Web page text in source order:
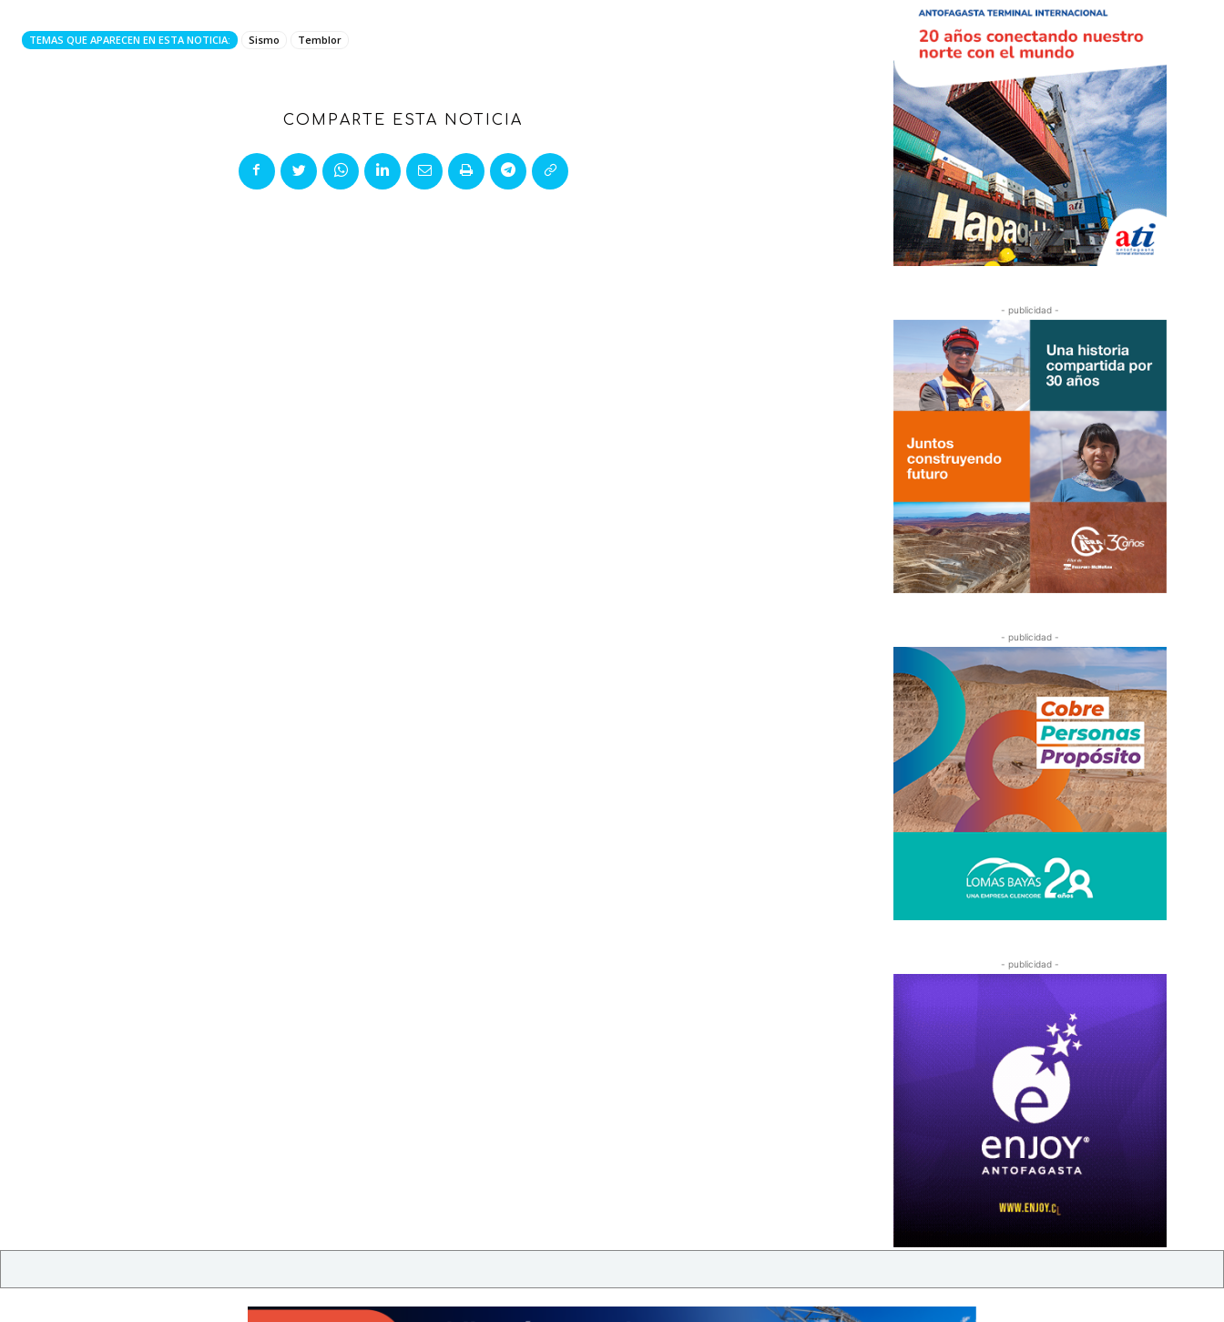
TEMAS QUE APARECEN EN ESTA NOTICIA: Sismo Temblor
COMPARTE ESTA NOTICIA
- publicidad -
- publicidad -
- publicidad -